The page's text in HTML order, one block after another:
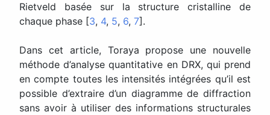
Rietveld basée sur la structure cristalline de
chaque phase [3, 4, 5, 6, 7].
Dans cet article, Toraya propose une nouvelle
méthode d’analyse quantitative en DRX, qui prend
en compte toutes les intensités intégrées qu’il est
possible d’extraire d’un diagramme de diffraction
sans avoir à utiliser des informations structurales